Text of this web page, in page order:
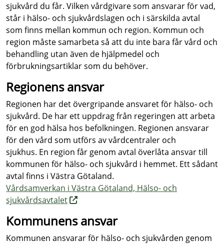
sjukvård du får. Vilken vårdgivare som ansvarar för vad,
står i hälso- och sjukvårdslagen och i särskilda avtal
som finns mellan kommun och region. Kommun och
region måste samarbeta så att du inte bara får vård och
behandling utan även de hjälpmedel och
förbrukningsartiklar som du behöver.
Regionens ansvar
Regionen har det övergripande ansvaret för hälso- och
sjukvård. De har ett uppdrag från regeringen att arbeta
för en god hälsa hos befolkningen. Regionen ansvarar
för den vård som utförs av vårdcentraler och
sjukhus. En region får genom avtal överlåta ansvar till
kommunen för hälso- och sjukvård i hemmet. Ett sådant
avtal finns i Västra Götaland.
Vårdsamverkan i Västra Götaland, Hälso- och
sjukvårdsavtalet
Kommunens ansvar
Kommunen ansvarar för hälso- och sjukvården genom